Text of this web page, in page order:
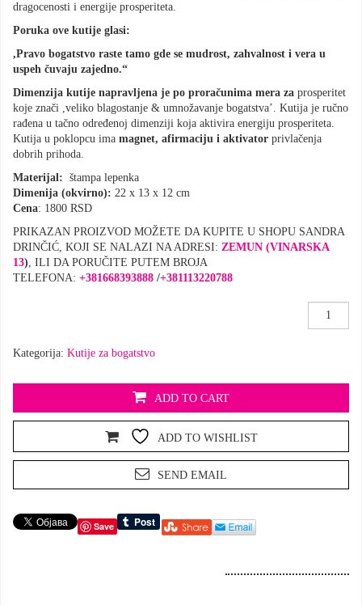
dragocenosti i energije prosperiteta.
Poruka ove kutije glasi:
,Pravo bogatstvo raste tamo gde se mudrost, zahvalnost i vera u
uspeh čuvaju zajedno.“
Dimenzija kutije napravljena je po proračunima mera za prosperitet
koje znači ,veliko blagostanje & umnožavanje bogatstva’. Kutija je ručno
rađena u tačno određenoj dimenziji koja aktivira energiju prosperiteta.
Kutija u poklopcu ima magnet, afirmaciju i aktivator privlačenja
dobrih prihoda.
Materijal: štampa lepenka
Dimenija (okvirno): 22 x 13 x 12 cm
Cena: 1800 RSD
PRIKAZAN PROIZVOD MOŽETE DA KUPITE U SHOPU SANDRA
DRINČIĆ, KOJI SE NALAZI NA ADRESI: ZEMUN (VINARSKA
13), ILI DA PORUČITE PUTEM BROJA
TELEFONA: +381668393888 /+381113220788
Kutija
Kategorija: Kutije za bogatstvo
ADD TO CART
ADD TO WISHLIST
SEND EMAIL
Save